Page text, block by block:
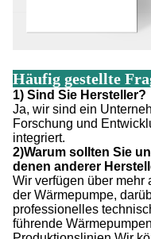
Häufig gestellte
1) Sind Sie Hersteller?
Ja, wir sind ein
Forschung und
integriert.
2)Warum sollten Sie
denen anderer
Wir verfügen über mehr
der Wärmepumpe,
professionelles
führende